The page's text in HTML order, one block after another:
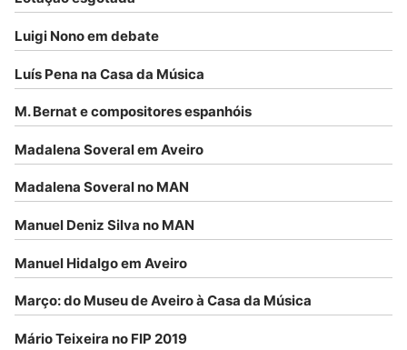
Luigi Nono em debate
Luís Pena na Casa da Música
M. Bernat e compositores espanhóis
Madalena Soveral em Aveiro
Madalena Soveral no MAN
Manuel Deniz Silva no MAN
Manuel Hidalgo em Aveiro
Março: do Museu de Aveiro à Casa da Música
Mário Teixeira no FIP 2019